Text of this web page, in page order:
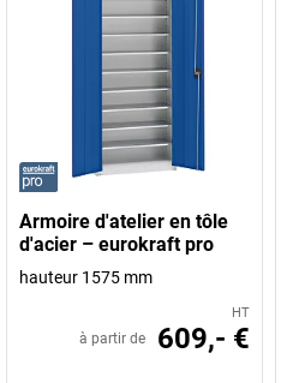
Armoire d'atelier en tôle
d'acier – eurokraft pro
hauteur 1575 mm
HT
à partir de 609,- €